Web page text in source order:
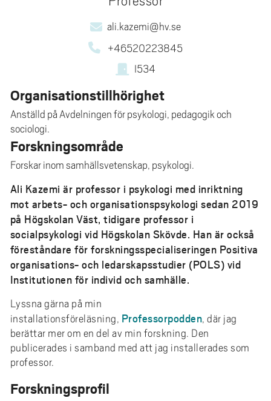
ali.kazemi@hv.se
+46520223845
I534
Organisationstillhörighet
Anställd på Avdelningen för psykologi, pedagogik och
sociologi.
Forskningsområde
Forskar inom samhällsvetenskap, psykologi.
Ali Kazemi är professor i psykologi med inriktning
mot arbets- och organisationspsykologi sedan 2019
på Högskolan Väst, tidigare professor i
socialpsykologi vid Högskolan Skövde. Han är också
föreståndare för forskningsspecialiseringen Positiva
organisations- och ledarskapsstudier (POLS) vid
Institutionen för individ och samhälle.
Lyssna gärna på min
installationsföreläsning, Professorpodden, där jag
berättar mer om en del av min forskning. Den
publicerades i samband med att jag installerades som
professor.
Forskningsprofil